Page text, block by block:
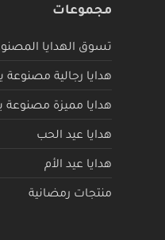
مجموعات
تسوق الهدايا
هدايا رجالية مصنوعة
هدايا مميزة مصنوعة
هدايا عيد الحب
هدايا عيد الأم
منتجات رمضانية